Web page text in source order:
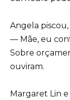
Angela
— Mãe, eu
Sobre
ouviram.
Margaret Lin